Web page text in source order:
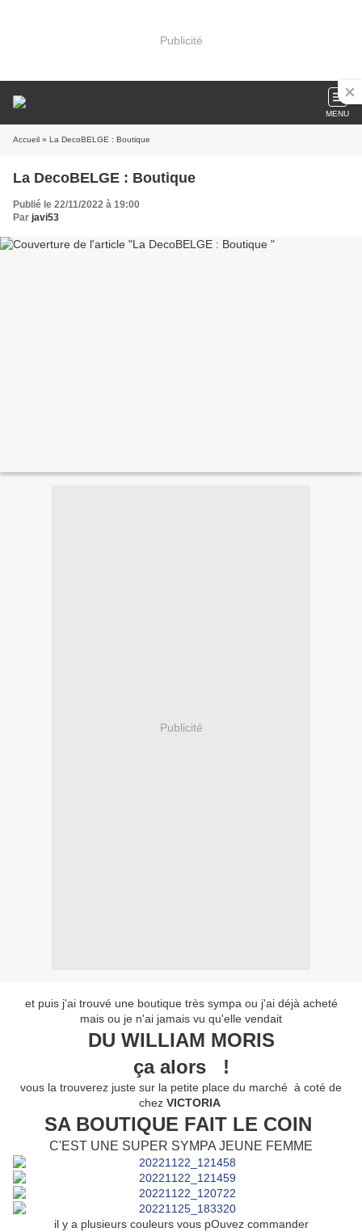
Publicité
MENU
Accueil » La DecoBELGE : Boutique
La DecoBELGE : Boutique
Publié le 22/11/2022 à 19:00
Par javi53
Publicité
et puis j'ai trouvé une boutique très sympa ou j'ai déjà acheté
mais ou je n'ai jamais vu qu'elle vendait
DU WILLIAM MORIS
ça alors !
vous la trouverez juste sur la petite place du marché à coté de
chez VICTORIA
SA BOUTIQUE FAIT LE COIN
C'EST UNE SUPER SYMPA JEUNE FEMME
il y a plusieurs couleurs vous pOuvez commander